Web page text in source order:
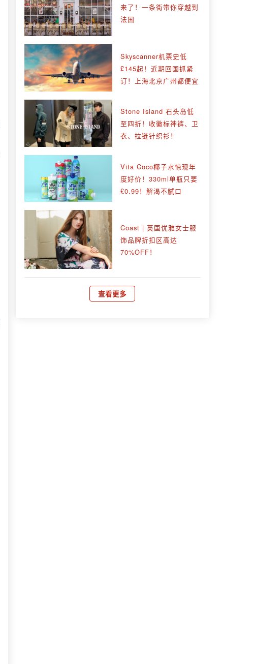
来了！一条街带你穿越到
法国
Skyscanner机票史低
£145起！近期回国抓紧
订！上海北京广州都便宜
Stone Island 石头岛低
至四折！收徽标神裤、卫
衣、拉链针织衫！
Vita Coco椰子水惊现年
度好价！330ml单瓶只要
£0.99！解渴不腻口
Coast | 英国优雅女士服
饰品牌折扣区高达
70%OFF！
查看更多